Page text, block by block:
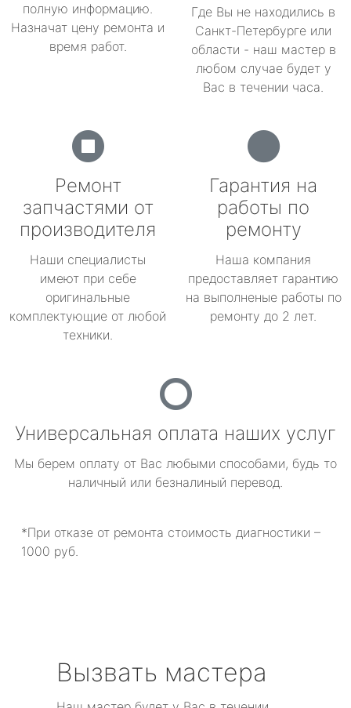
полную информацию.
Назначат цену ремонта и
время работ.
Где Вы не находились в
Санкт-Петербурге или
области - наш мастер в
любом случае будет у
Вас в течении часа.
Ремонт
запчастями от
производителя
Наши специалисты
имеют при себе
оригинальные
комплектующие от любой
техники.
Гарантия на
работы по
ремонту
Наша компания
предоставляет гарантию
на выполненые работы по
ремонту до 2 лет.
Универсальная оплата наших услуг
Мы берем оплату от Вас любыми способами, будь то
наличный или безналиный перевод.
*При отказе от ремонта стоимость диагностики –
1000 руб.
Вызвать мастера